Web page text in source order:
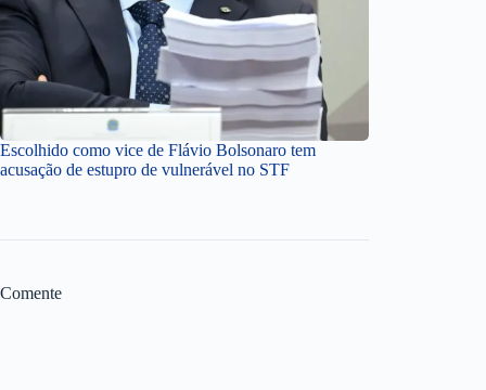
Escolhido como vice de Flávio Bolsonaro tem
acusação de estupro de vulnerável no STF
Comente